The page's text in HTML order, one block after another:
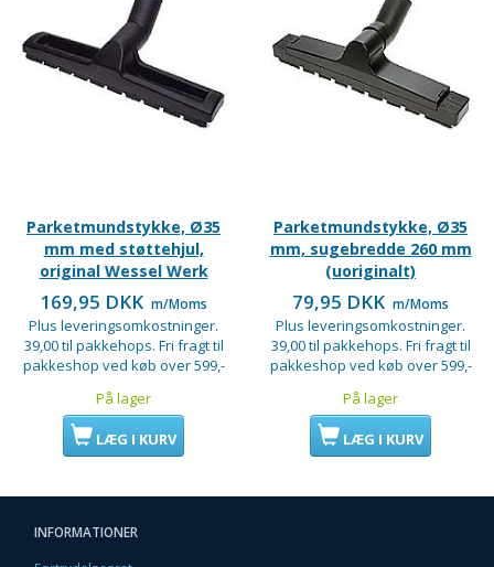
Parketmundstykke, Ø35
mm med støttehjul,
original Wessel Werk
169,95 DKK m/Moms
Plus leveringsomkostninger.
39,00 til pakkehops. Fri fragt til
pakkeshop ved køb over 599,-
På lager
LÆG I KURV
Parketmundstykke, Ø35
mm, sugebredde 260 mm
(uoriginalt)
79,95 DKK m/Moms
Plus leveringsomkostninger.
39,00 til pakkehops. Fri fragt til
pakkeshop ved køb over 599,-
På lager
LÆG I KURV
INFORMATIONER